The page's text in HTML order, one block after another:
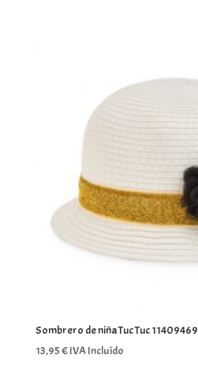
Sombrero de niña Tuc Tuc 11409469
13,95€IVA Incluído